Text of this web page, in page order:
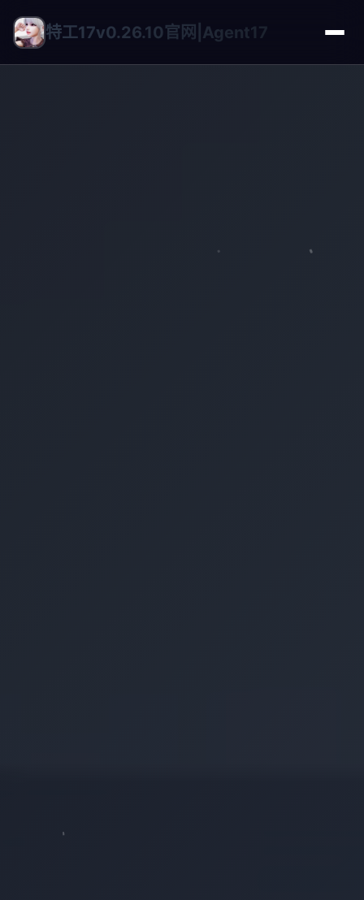
特工17v0.26.10官网|Agent17